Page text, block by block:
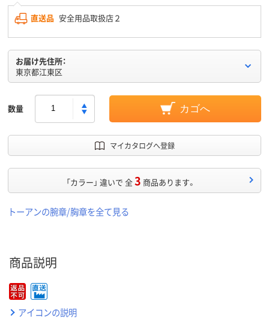
直送品 安全用品取扱店２
お届け先住所：
東京都江東区
数量 カゴへ
マイカタログへ登録
「カラー」 違いで 全3 商品あります。
トーアンの腕章/胸章を全て見る
商品説明
アイコンの説明